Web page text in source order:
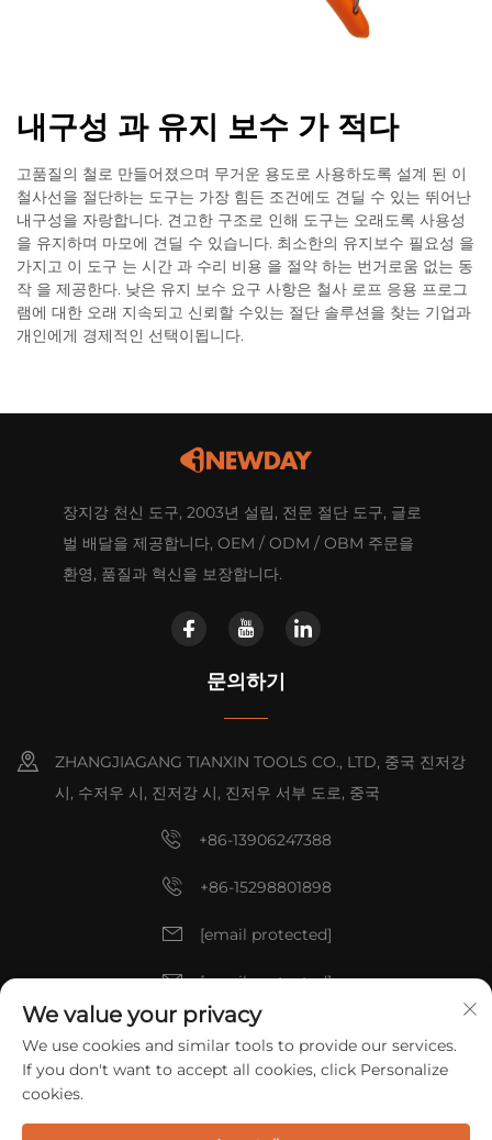
내구성 과 유지 보수 가 적다
고품질의 철로 만들어졌으며 무거운 용도로 사용하도록 설계 된 이
철사선을 절단하는 도구는 가장 힘든 조건에도 견딜 수 있는 뛰어난
내구성을 자랑합니다. 견고한 구조로 인해 도구는 오래도록 사용성
을 유지하며 마모에 견딜 수 있습니다. 최소한의 유지보수 필요성 을
가지고 이 도구 는 시간 과 수리 비용 을 절약 하는 번거로움 없는 동
작 을 제공한다. 낮은 유지 보수 요구 사항은 철사 로프 응용 프로그
램에 대한 오래 지속되고 신뢰할 수있는 절단 솔루션을 찾는 기업과
개인에게 경제적인 선택이됩니다.
장지강 천신 도구, 2003년 설립, 전문 절단 도구, 글로
벌 배달을 제공합니다, OEM / ODM / OBM 주문을
환영, 품질과 혁신을 보장합니다.
문의하기
ZHANGJIAGANG TIANXIN TOOLS CO., LTD, 중국 진저강
시, 수저우 시, 진저강 시, 진저우 서부 도로, 중국
+86-13906247388
+86-15298801898
[email protected]
[email protected]
저작권 © 2025 중국 ZHANGJIAGANG TIANXIN TOOLS CO., LTD. 모
든 권리 예약. 개인정보 보호정책
We value your privacy
We use cookies and similar tools to provide our services.
If you don't want to accept all cookies, click Personalize
cookies.